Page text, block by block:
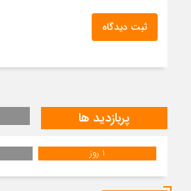
ثبت دیدگاه
پربازدید ها
1 روز